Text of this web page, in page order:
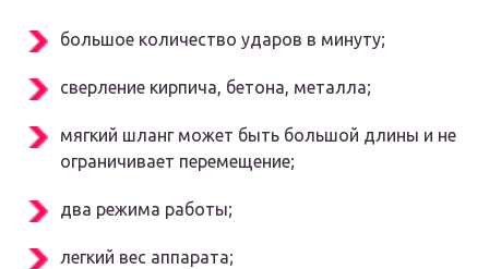
большое количество ударов в минуту;
сверление кирпича, бетона, металла;
мягкий шланг может быть большой длины и не
ограничивает перемещение;
два режима работы;
легкий вес аппарата;